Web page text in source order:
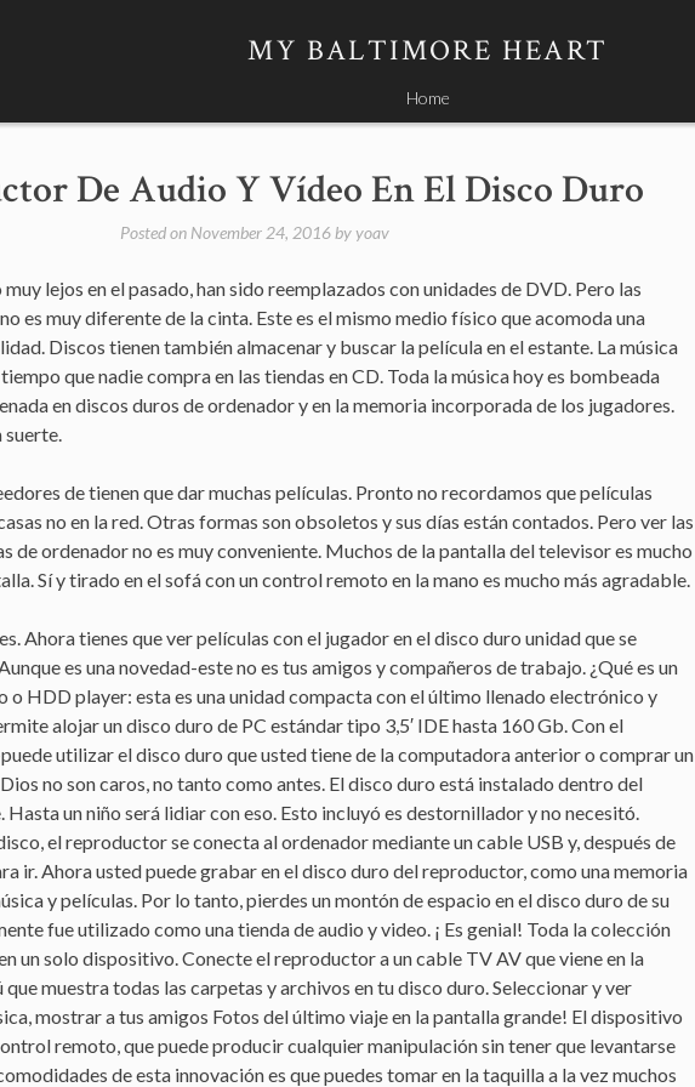
MY BALTIMORE HEART
Home
De Audio Y Vídeo En El Disco Duro
Posted on November 24, 2016 byyoav
lejos en el pasado, han sido reemplazados con unidades de DVD. Pero las
es muy diferente de la cinta. Este es el mismo medio físico que acomoda una
Discos tienen también almacenar y buscar la película en el estante. La música
que nadie compra en las tiendas en CD. Toda la música hoy es bombeada
en discos duros de ordenador y en la memoria incorporada de los jugadores.
suerte.
de tienen que dar muchas películas. Pronto no recordamos que películas
no en la red. Otras formas son obsoletos y sus días están contados. Pero ver las
de ordenador no es muy conveniente. Muchos de la pantalla del televisor es mucho
Sí y tirado en el sofá con un control remoto en la mano es mucho más agradable.
Ahora tienes que ver películas con el jugador en el disco duro unidad que se
es una novedad-este no es tus amigos y compañeros de trabajo. ¿Qué es un
o HDD player: esta es una unidad compacta con el último llenado electrónico y
alojar un disco duro de PC estándar tipo 3,5′ IDE hasta 160 Gb. Con el
utilizar el disco duro que usted tiene de la computadora anterior o comprar un
no son caros, no tanto como antes. El disco duro está instalado dentro del
un niño será lidiar con eso. Esto incluyó es destornillador y no necesitó.
el reproductor se conecta al ordenador mediante un cable USB y, después de
ir. Ahora usted puede grabar en el disco duro del reproductor, como una memoria
y películas. Por lo tanto, pierdes un montón de espacio en el disco duro de su
fue utilizado como una tienda de audio y video. ¡ Es genial! Toda la colección
un solo dispositivo. Conecte el reproductor a un cable TV AV que viene en la
que muestra todas las carpetas y archivos en tu disco duro. Seleccionar y ver
mostrar a tus amigos Fotos del último viaje en la pantalla grande! El dispositivo
remoto, que puede producir cualquier manipulación sin tener que levantarse
de esta innovación es que puedes tomar en la taquilla a la vez muchos